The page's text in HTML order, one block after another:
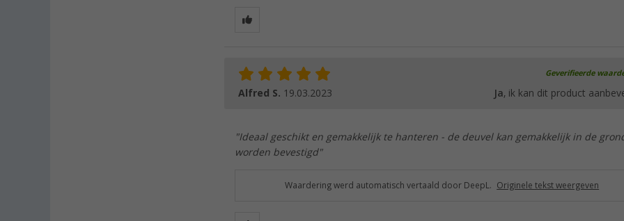
Geverifieerde
Alfred S. 19.03.2023 Ja, ik kan dit product
"Ideaal geschikt en gemakkelijk te hanteren - de deuvel kan gemakkelijk in de
worden bevestigd"
Waardering werd automatisch vertaald door DeepL. Originele tekst weergeven